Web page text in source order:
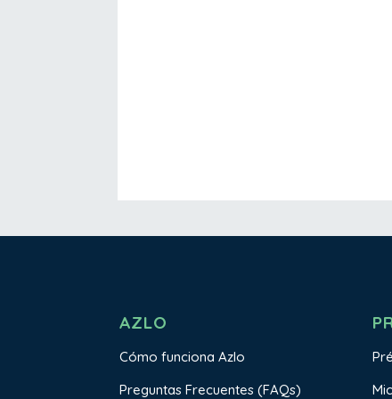
AZLO
Cómo funciona Azlo
Preguntas Frecuentes (FAQs)